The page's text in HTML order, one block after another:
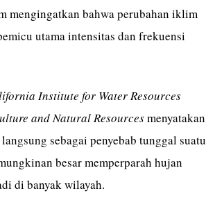
bahwa perubahan iklim
utama intensitas dan frekuensi
Institute for Water Resources
and Natural Resourcesmenyatakan
sebagai penyebab tunggal suatu
besar memperparah hujan
di banyak wilayah.